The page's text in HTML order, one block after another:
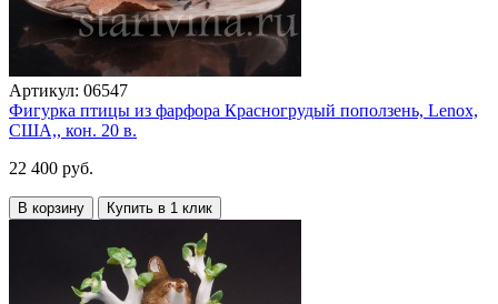
Артикул: 06547
Фигурка птицы из фарфора Красногрудый поползень, Lenox,
США,, кон. 20 в.
22 400 руб.
В корзину Купить в 1 клик